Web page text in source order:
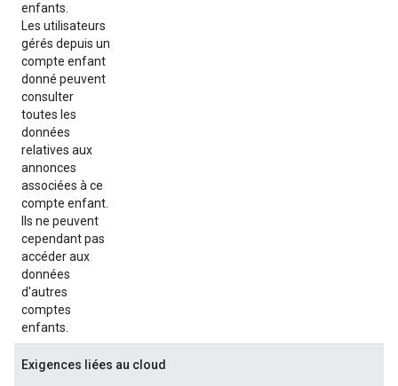
enfants.
Les utilisateurs
gérés depuis un
compte enfant
donné peuvent
consulter
toutes les
données
relatives aux
annonces
associées à ce
compte enfant.
Ils ne peuvent
cependant pas
accéder aux
données
d'autres
comptes
enfants.
Exigences liées au cloud